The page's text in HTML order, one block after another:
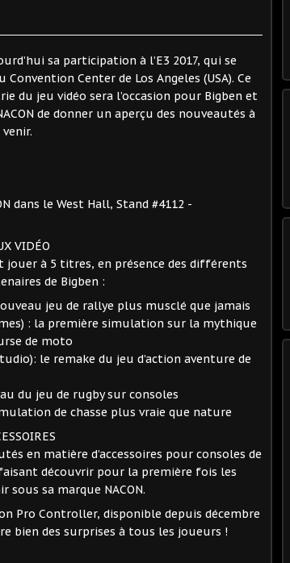
sa participation à l’E3 2017, qui se
Center de Los Angeles (USA). Ce
du jeu vidéo sera l’occasion pour Bigben et
de donner un aperçu des nouveautés à
venir.
dans le West Hall, Stand #4112 -
VIDÉO
à 5 titres, en présence des différents
de Bigben :
jeu de rallye plus musclé que jamais
: la première simulation sur la mythique
de moto
le remake du jeu d’action aventure de
du jeu de rugby sur consoles
de chasse plus vraie que nature
en matière d’accessoires pour consoles de
découvrir pour la première fois les
sous sa marque NACON.
Pro Controller, disponible depuis décembre
bien des surprises à tous les joueurs !